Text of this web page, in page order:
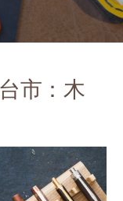
市：木